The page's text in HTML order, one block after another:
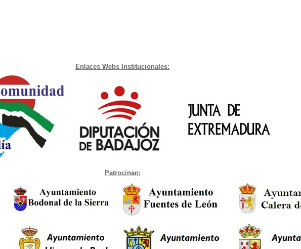
Enlaces Webs Institucionales:
Patrocinan: